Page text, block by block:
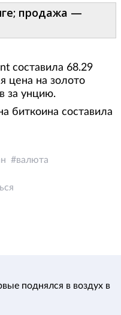
продажа —
составила 68.29
цена на золото
за унцию.
биткоина составила
валюта
поднялся в воздух в